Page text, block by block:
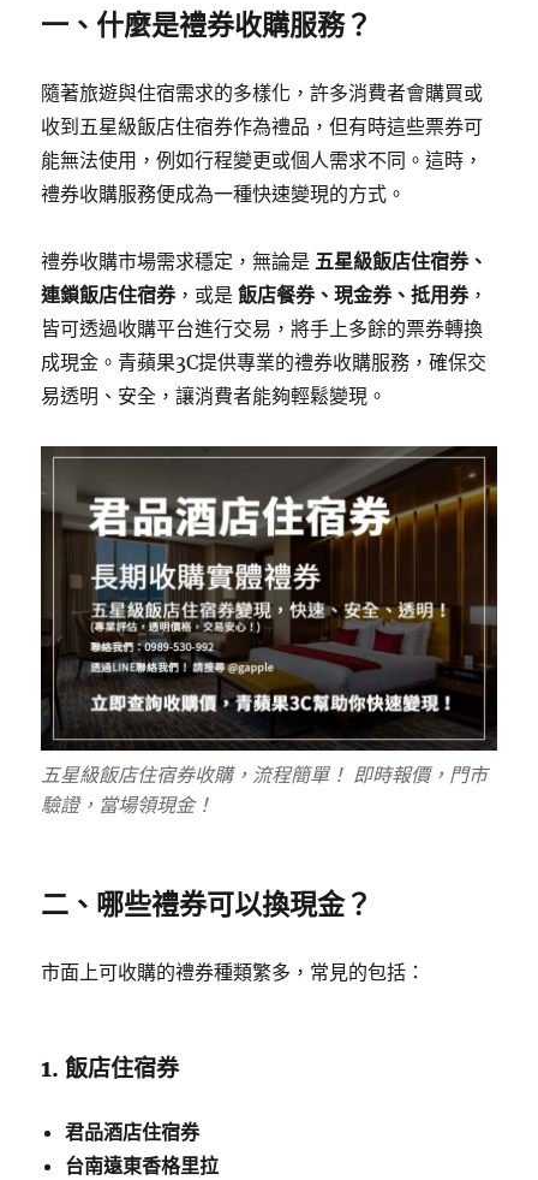
一、什麼是禮券收購服務？
隨著旅遊與住宿需求的多樣化，許多消費者會購買或
收到五星級飯店住宿券作為禮品，但有時這些票券可
能無法使用，例如行程變更或個人需求不同。這時，
禮券收購服務便成為一種快速變現的方式。
禮券收購市場需求穩定，無論是 五星級飯店住宿券、
連鎖飯店住宿券，或是飯店餐券、現金券、抵用券，
皆可透過收購平台進行交易，將手上多餘的票券轉換
成現金。青蘋果3C提供專業的禮券收購服務，確保交
易透明、安全，讓消費者能夠輕鬆變現。
五星級飯店住宿券收購，流程簡單！ 即時報價，門市
驗證，當場領現金！
二、哪些禮券可以換現金？
市面上可收購的禮券種類繁多，常見的包括：
1.飯店住宿券
君品酒店住宿券
台南遠東香格里拉